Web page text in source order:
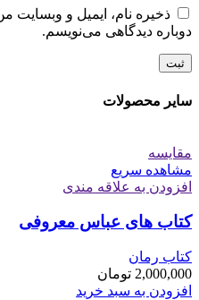
ذخیره نام، ایمیل و وبسایت
دوباره دیدگاهی می‌نویسم.
سایر محصولات
مقایسه
مشاهده سریع
افزودن به علاقه مندی
کتاب های عباس معروفی
کتاب رمان
2,000,000 تومان
افزودن به سبد خرید